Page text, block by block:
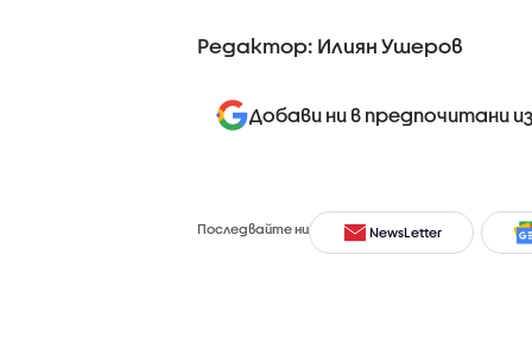
Редактор: Илиян Ушеров
Добави ни в предпочитани
Последвайте ни NewsLetter